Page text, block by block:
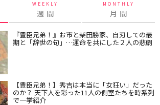
WEEKLY
週 間
MONTHLY
月 間
『豊臣兄弟！』お市と柴田勝家、自刃しての最
期と「辞世の句」…運命を共にした２人の悲劇
【豊臣兄弟！】秀吉は本当に「女狂い」だった
のか？ 天下人を彩った11人の側室たちを時系列
で一挙紹介